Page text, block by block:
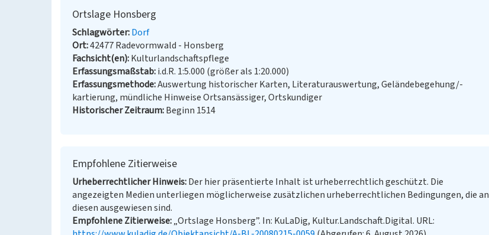
Ortslage Honsberg
Schlagwörter Dorf
Ort 42477 Radevormwald - Honsberg
Fachsicht(en) Kulturlandschaftspflege
Erfassungsmaßstab i.d.R. 1:5.000 (größer als 1:20.000)
Erfassungsmethode Auswertung historischer Karten, Literaturauswertung, Geländebegehung/-
kartierung, mündliche Hinweise Ortsansässiger, Ortskundiger
Historischer Zeitraum Beginn 1514
Empfohlene Zitierweise
Urheberrechtlicher Hinweis Der hier präsentierte Inhalt ist urheberrechtlich geschützt. Die
angezeigten Medien unterliegen möglicherweise zusätzlichen urheberrechtlichen Bedingungen, die an
diesen ausgewiesen sind.
Empfohlene Zitierweise „Ortslage Honsberg”. In: KuLaDig, Kultur.Landschaft.Digital. URL: